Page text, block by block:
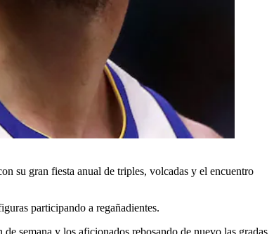
su gran fiesta anual de triples, volcadas y el encuentro
participando a regañadientes.
semana y los aficionados rebosando de nuevo las gradas